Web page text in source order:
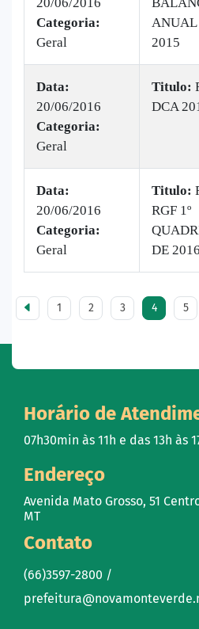
Categoria:
Geral
2015
Data:
20/06/2016
Categoria:
Geral
Titulo:
DCA
Data:
20/06/2016
Categoria:
Geral
Titulo:
RGF 1º
DE 2016
1 2 3 4 5
Horário de
07h30min às 11h e das 13h às
Endereço
Avenida Mato Grosso, 51
MT
Contato
(66)3597-2800 /